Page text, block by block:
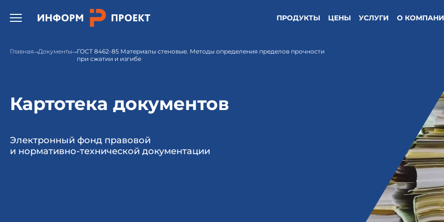
Открыть бургер меню. ПРОДУКТЫ ЦЕНЫ УСЛУГИ О
Главная Документы
ГОСТ 8462-85 Материалы стеновые. Методы определения пределов прочности
при сжатии и изгибе
Картотека документов
Электронный фонд правовой
и нормативно-технической документации